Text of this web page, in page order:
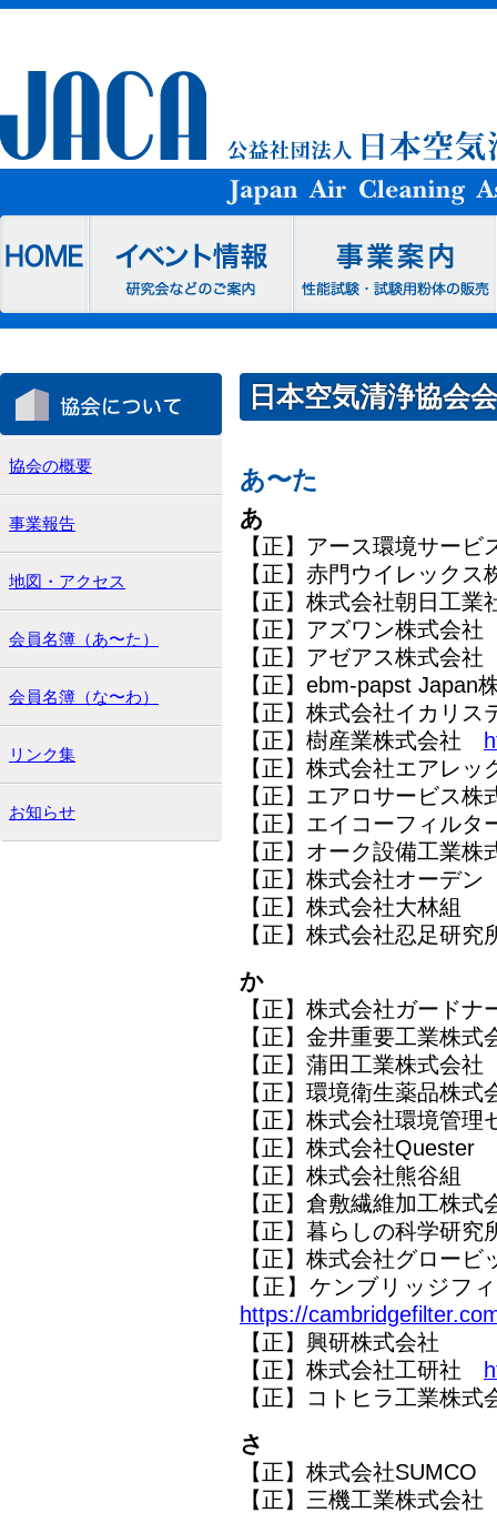
日本空気清浄協会
あ〜た
あ
【正】アース環境サービ
【正】赤門ウイレック
【正】株式会社朝日工
【正】アズワン株式会社
【正】アゼアス株式会社
【正】ebm-papst
【正】株式会社イカリス
【正】樹産業株式会社
【正】株式会社エアレッ
【正】エアロサービス
【正】エイコーフィル
【正】オーク設備工業株
【正】株式会社オーデ
【正】株式会社大林組
【正】株式会社忍足研究
か
【正】株式会社ガードナ
【正】金井重要工業株式
【正】蒲田工業株式会
【正】環境衛生薬品株
【正】株式会社環境管理
【正】株式会社Quester
【正】株式会社熊谷組
【正】倉敷繊維加工株式
【正】暮らしの科学研究
【正】株式会社グロービ
【正】ケンブリッジ
https://
【正】興研株式会社
【正】株式会社工研社
【正】コトヒラ工業株式
さ
【正】株式会社SUMCO
【正】三機工業株式会
協会の概要
事業報告
地図・アクセス
会員名簿（あ〜た）
会員名簿（な〜わ）
リンク集
お知らせ